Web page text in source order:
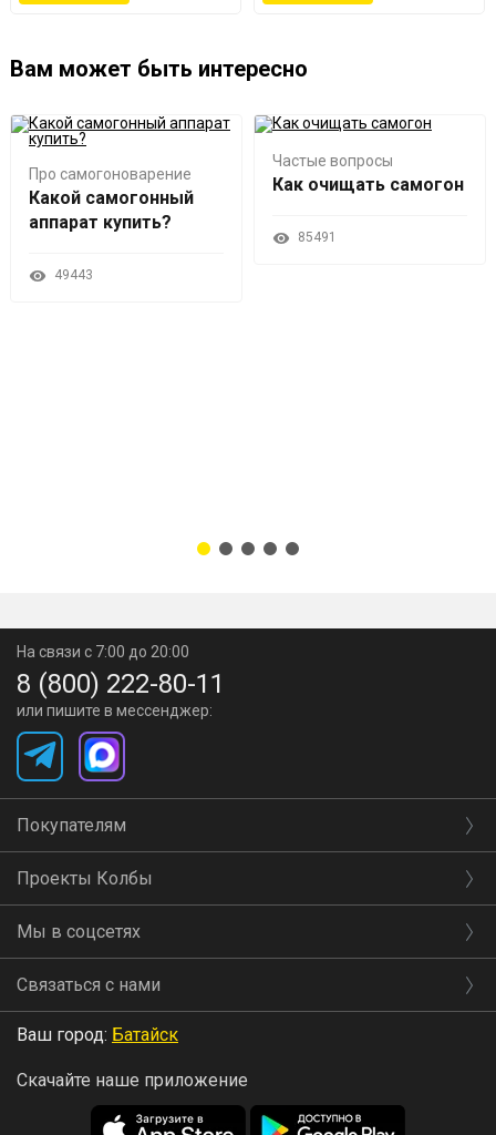
Вам может быть интересно
Про самогоноварение
Какой самогонный
аппарат купить?
49443
Частые вопросы
Как очищать самогон
85491
На связи с 7:00 до 20:00
8 (800) 222-80-11
или пишите в мессенджер:
Покупателям
Проекты Колбы
Мы в соцсетях
Связаться с нами
Ваш город: Батайск
Скачайте наше приложение